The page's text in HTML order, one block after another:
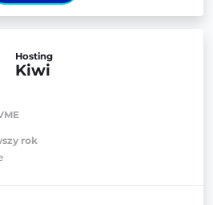
Hosting
Kiwi
rok